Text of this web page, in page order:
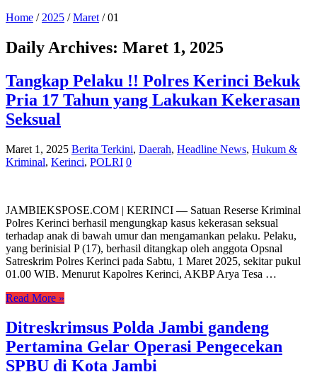
Home / 2025 / Maret / 01
Daily Archives: Maret 1, 2025
Tangkap Pelaku !! Polres Kerinci Bekuk
Pria 17 Tahun yang Lakukan Kekerasan
Seksual
Maret 1, 2025 Berita Terkini, Daerah, Headline News, Hukum &
Kriminal, Kerinci, POLRI 0
JAMBIEKSPOSE.COM | KERINCI — Satuan Reserse Kriminal
Polres Kerinci berhasil mengungkap kasus kekerasan seksual
terhadap anak di bawah umur dan mengamankan pelaku. Pelaku,
yang berinisial P (17), berhasil ditangkap oleh anggota Opsnal
Satreskrim Polres Kerinci pada Sabtu, 1 Maret 2025, sekitar pukul
01.00 WIB. Menurut Kapolres Kerinci, AKBP Arya Tesa …
Read More »
Ditreskrimsus Polda Jambi gandeng
Pertamina Gelar Operasi Pengecekan
SPBU di Kota Jambi